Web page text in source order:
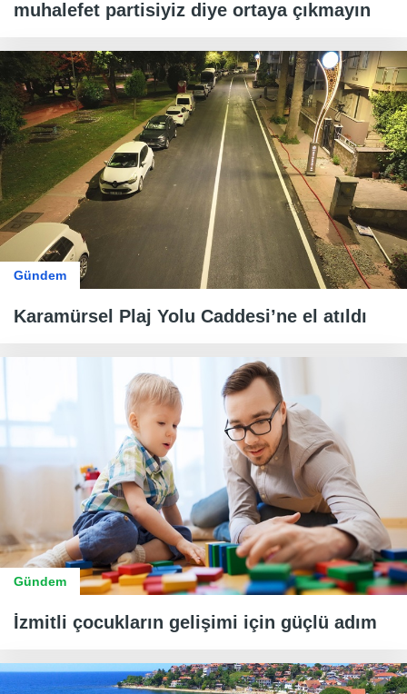
muhalefet partisiyiz diye ortaya çıkmayın
Gündem
Karamürsel Plaj Yolu Caddesi’ne el atıldı
Gündem
İzmitli çocukların gelişimi için güçlü adım